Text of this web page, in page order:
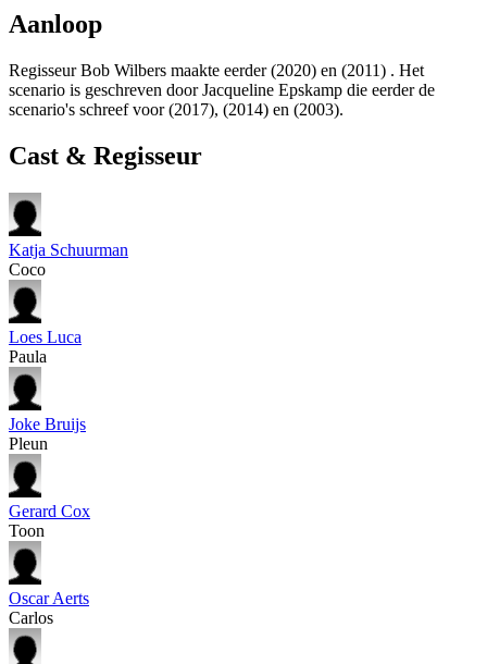
Aanloop
Regisseur Bob Wilbers maakte eerder(2020) en (2011) . Het
scenario is geschreven door Jacqueline Epskamp die eerder de
scenario's schreef voor(2017), (2014) en (2003).
Cast & Regisseur
Katja Schuurman
Coco
Loes Luca
Paula
Joke Bruijs
Pleun
Gerard Cox
Toon
Oscar Aerts
Carlos